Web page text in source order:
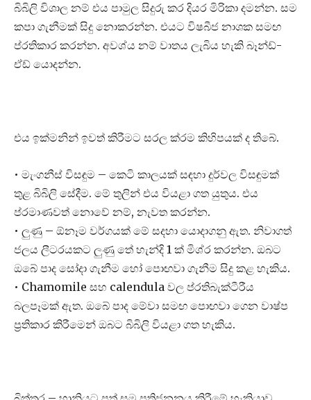
බිබිලි විශාල නම් එය පාමුල සිදුරු කර දියර මිරිකා දමන්න. සම
කපා ගැනීමක් සිදු නොකරන්න. එයට විෂබීජ නාශක සමඟ
ප්රතිකාර කරන්න. අවශ්ය නම් වාතය ලැබිය හැකි බෑන්ඩ්-
ඒඩ් යොදන්න.
එය ඉක්මනින් ඉවත් කිරීමට සරල ක්රම කිහිපයක් ද තිබේ.
• මැංගනීස් විසඳුම – කෙටි කාලයක් සඳහා දුර්වල විසඳුමක්
තුළ බිබිලි සේදීම. මේ තුලින් එය වියළා ගත යුතුය. එය
ප්රමාණවත් නොවේ නම්, නැවත කරන්න.
• ලුණු – ඕනෑම වර්ගයක් මේ සදහා යොදාගනු ඇත. නිවාගත්
ජලය ලීටරයකට ලුණු තේ හැන්දි 1 ක් මිශ්ර කරන්න. ඔබට
ඔබේ පාද සෝදා ගැනීම හෝ පොඟවා ගැනීම සිදු කළ හැකිය.
• Chamomile සහ calendula වල ප්රතිබැක්ටීරීය
බලපෑමක් ඇත. ඔබේ පාද මේවා සමඟ පොඟවා ගෙන වාෂ්ප
ප්‍රතිකාර කිරීමෙන් ඔබට බිබිලි වියළා ගත හැකිය.